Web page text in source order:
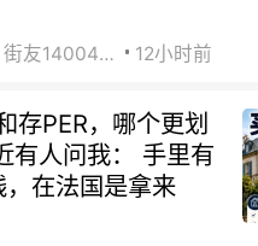
街友14004820 12小时前
存PER，哪个更划
有人问我： 手里有
，在法国是拿来